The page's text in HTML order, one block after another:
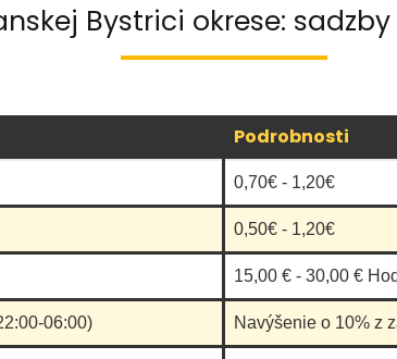
Bystrici okrese:
Podrobnosti
0,70€ - 1,20€
0,50€ - 1,20€
15,00 € - 30,00 €
06:00) Navýšenie o 10% z